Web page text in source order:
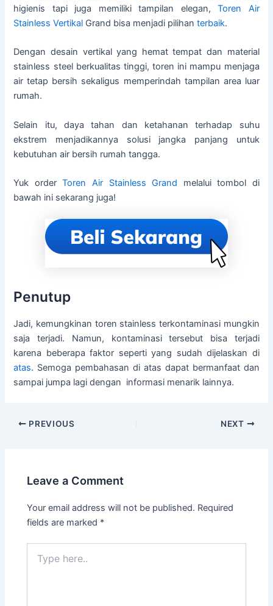
higienis tapi juga memiliki tampilan elegan,Toren Air
Stainless Vertikal Grand bisa menjadi pilihanterbaik.
Dengan desain vertikal yang hemat tempat dan material
stainless steel berkualitas tinggi, toren ini mampu menjaga
air tetap bersih sekaligus memperindah tampilan area luar
rumah.
Selain itu, daya tahan dan ketahanan terhadap suhu
ekstrem menjadikannya solusi jangka panjang untuk
kebutuhan air bersih rumah tangga.
Yuk orderToren Air Stainless Grand melalui tombol di
bawah ini sekarang juga!
Penutup
Jadi, kemungkinan toren stainless terkontaminasi mungkin
saja terjadi. Namun, kontaminasi tersebut bisa terjadi
karena beberapa faktor seperti yang sudah dijelaskan di
atas. Semoga pembahasan di atas dapat bermanfaat dan
sampai jumpa lagi dengan informasi menarik lainnya.
PREVIOUS NEXT
Leave a Comment
Your email address will not be published. Required
fields are marked *
here..